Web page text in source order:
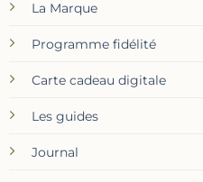
La Marque
Programme fidélité
Carte cadeau digitale
Les guides
Journal